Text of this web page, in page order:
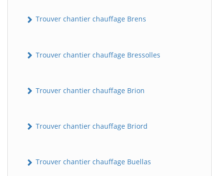
Trouver chantier chauffage Brens
Trouver chantier chauffage Bressolles
Trouver chantier chauffage Brion
Trouver chantier chauffage Briord
Trouver chantier chauffage Buellas